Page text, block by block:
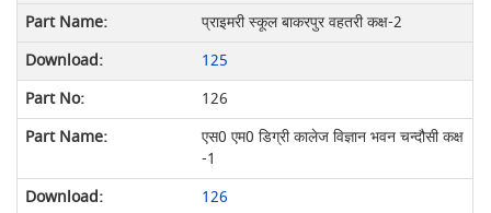
प्राइमरी स्कूल बाकरपुर वहतरी कक्ष-2
125
126
एस0 एम0 डिग्री कालेज विज्ञान भवन चन्दौसी कक्ष
-1
126